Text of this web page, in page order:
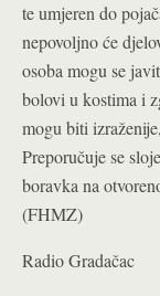
te umjeren do
nepovoljno će
osoba mogu se
bolovi u kostima i
mogu biti
Preporučuje se
boravka na
(FHMZ)
Radio Gradačac